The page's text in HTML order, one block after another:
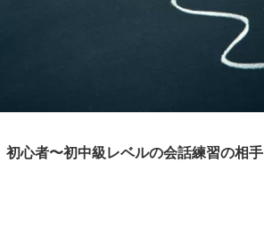
初心者〜初中級レベルの会話練習の相手